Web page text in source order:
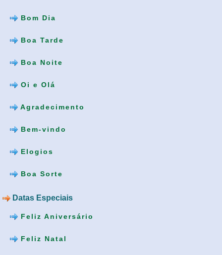
Bom Dia
Boa Tarde
Boa Noite
Oi e Olá
Agradecimento
Bem-vindo
Elogios
Boa Sorte
Datas Especiais
Feliz Aniversário
Feliz Natal